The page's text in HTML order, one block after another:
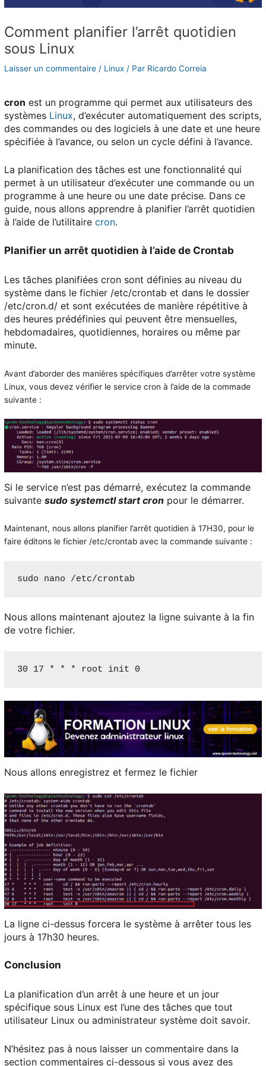
Comment planifier l’arrêt quotidien
sous Linux
Laisser un commentaire / Linux / Par Ricardo Correia
cron est un programme qui permet aux utilisateurs des
systèmes Linux, d’exécuter automatiquement des scripts,
des commandes ou des logiciels à une date et une heure
spécifiée à l’avance, ou selon un cycle défini à l’avance.
La planification des tâches est une fonctionnalité qui
permet à un utilisateur d’exécuter une commande ou un
programme à une heure ou une date précise. Dans ce
guide, nous allons apprendre à planifier l’arrêt quotidien
à l’aide de l’utilitairecron.
Planifier un arrêt quotidien à l’aide de Crontab
Les tâches planifiées cron sont définies au niveau du
système dans le fichier /etc/crontab et dans le dossier
/etc/cron.d/ et sont exécutées de manière répétitive à
des heures prédéfinies qui peuvent être mensuelles,
hebdomadaires, quotidiennes, horaires ou même par
minute.
Avant d’aborder des manières spécifiques d’arrêter votre système
Linux, vous devez vérifier le service cron à l’aide de la commade
suivante :
Si le service n’est pas démarré, exécutez la commande
suivantesudo systemctl start cron pour le démarrer.
Maintenant, nous allons planifier l’arrêt quotidien à 17H30, pour le
faire éditons le fichier /etc/crontab avec la commande suivante :
sudo nano /etc/crontab
Nous allons maintenant ajoutez la ligne suivante à la fin
de votre fichier.
30 17 * * * root init 0
Nous allons enregistrez et fermez le fichier
La ligne ci-dessus forcera le système à arrêter tous les
jours à 17h30 heures.
Conclusion
La planification d’un arrêt à une heure et un jour
spécifique sous Linux est l’une des tâches que tout
utilisateur Linux ou administrateur système doit savoir.
N’hésitez pas à nous laisser un commentaire dans la
section commentaires ci-dessous si vous avez des